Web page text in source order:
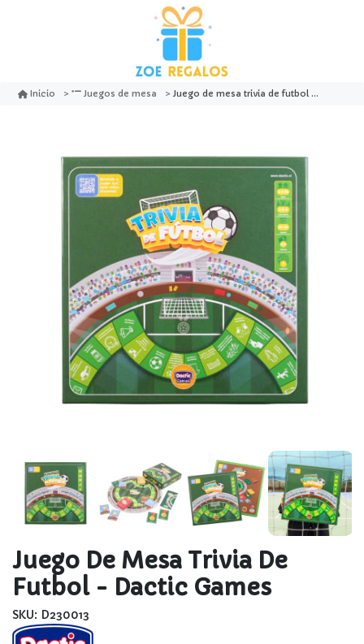
Inicio Juegos de mesa Juego de mesa trivia de futbol - dactic games
Juego De Mesa Trivia De
Futbol - Dactic Games
SKU: D230013